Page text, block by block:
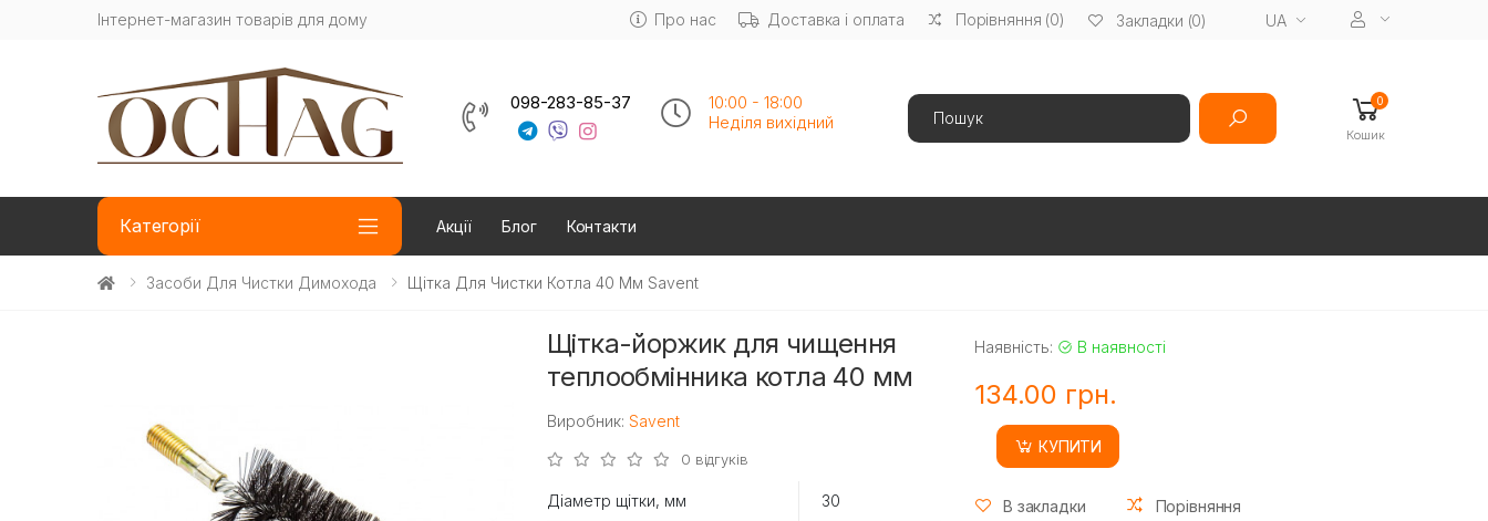
Інтернет-магазин товарів для дому Про нас Доставка і оплата Порівняння (0) Закладки (0) UA
098-283-85-37
10:00 - 18:00
Неділя вихідний
Search 0
Кошик
Категорії Акції Блог Контакти
Засоби Для Чистки Димохода Щітка Для Чистки Котла 40 Мм Savent
Щітка-йоржик для чищення
теплообмінника котла 40 мм
Виробник: Savent
0 відгуків
Діаметр щітки, мм 30
Наявність: В наявності
134.00 грн.
КУПИТИ
В закладки Порівняння